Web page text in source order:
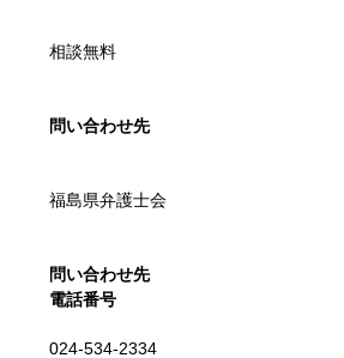
相談無料
問い合わせ先
福島県弁護士会
問い合わせ先
電話番号
024-534-2334